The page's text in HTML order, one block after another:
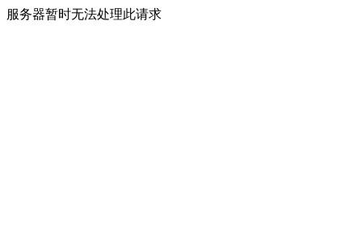
服务器暂时无法处理此请求